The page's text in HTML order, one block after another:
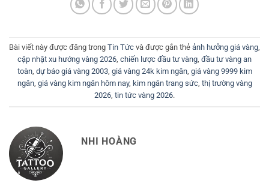
Bài viết này được đăng trong Tin Tức và được gắn thẻ ảnh hưởng giá vàng,
cập nhật xu hướng vàng 2026, chiến lược đầu tư vàng, đầu tư vàng an
toàn, dự báo giá vàng 2003, giá vàng 24k kim ngân, giá vàng 9999 kim
ngân, giá vàng kim ngân hôm nay, kim ngân trang sức, thị trường vàng
2026, tin tức vàng 2026.
NHI HOÀNG